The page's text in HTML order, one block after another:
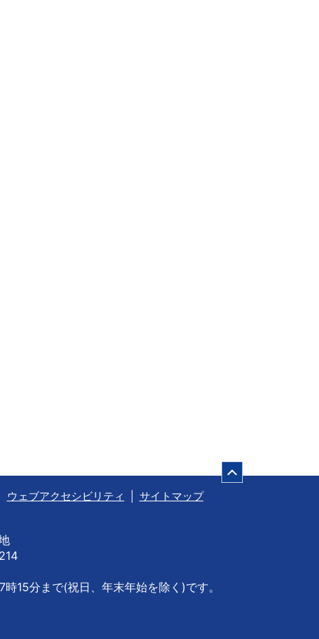
ウェブアクセシビリティ サイトマップ
時15分まで(祝日、年末年始を除く)です。